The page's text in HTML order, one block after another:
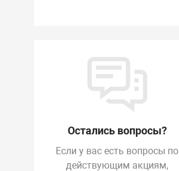
Остались вопросы?
Если у вас есть вопросы по
действующим акциям,